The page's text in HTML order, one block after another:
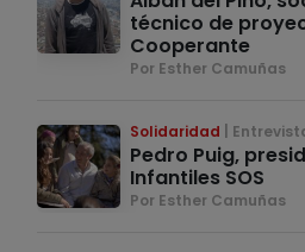
técnico de
Cooperante
Por Esther Camuñas
Solidaridad
Pedro Puig,
Infantiles SOS
Por Esther Camuñas